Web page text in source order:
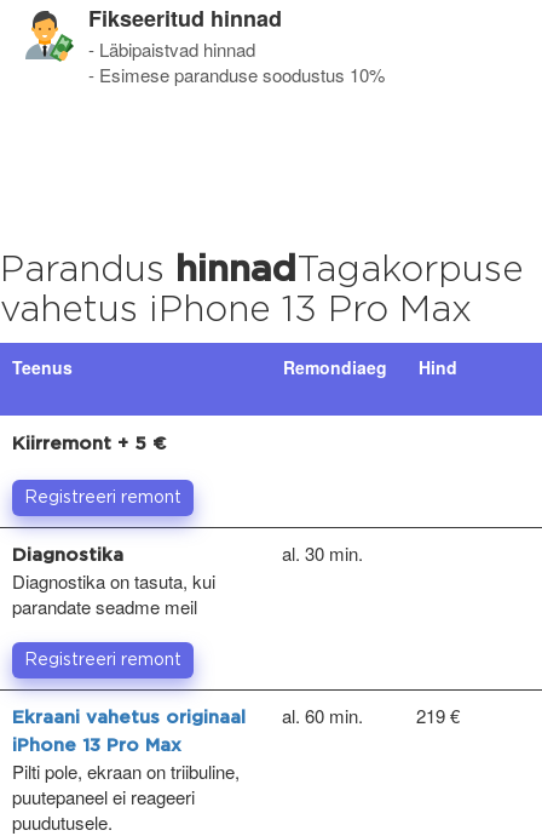
Fikseeritud hinnad
- Läbipaistvad hinnad
- Esimese paranduse soodustus 10%
Parandus hinnad
Tagakorpuse
vahetus iPhone 13 Pro Max
Teenus Remondiaeg Hind
Kiirremont + 5 €
Registreeri remont
Diagnostika
Diagnostika on tasuta, kui
parandate seadme meil
al. 30 min.
Registreeri remont
Ekraani vahetus originaal
iPhone 13 Pro Max
Pilti pole, ekraan on triibuline,
puutepaneel ei reageeri
puudutusele.
al. 60 min. 219 €